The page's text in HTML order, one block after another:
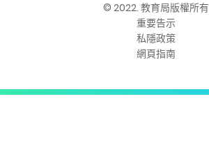
© 2022. 教育局版權所有
重要告示
私隱政策
網頁指南